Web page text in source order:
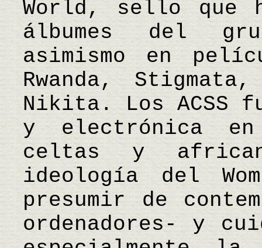
World, sello que
álbumes del
asimismo en
Rwanda,
Nikita. Los ACSS
y electrónica
celtas y
ideología del
presumir de
ordenadores- y